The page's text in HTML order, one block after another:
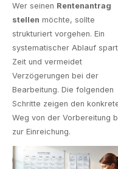
Wer seinen Rentenantrag
stellen möchte, sollte
strukturiert vorgehen. Ein
systematischer Ablauf spart
Zeit und vermeidet
Verzögerungen bei der
Bearbeitung. Die folgenden
Schritte zeigen den
Weg von der Vorbereitung
zur Einreichung.